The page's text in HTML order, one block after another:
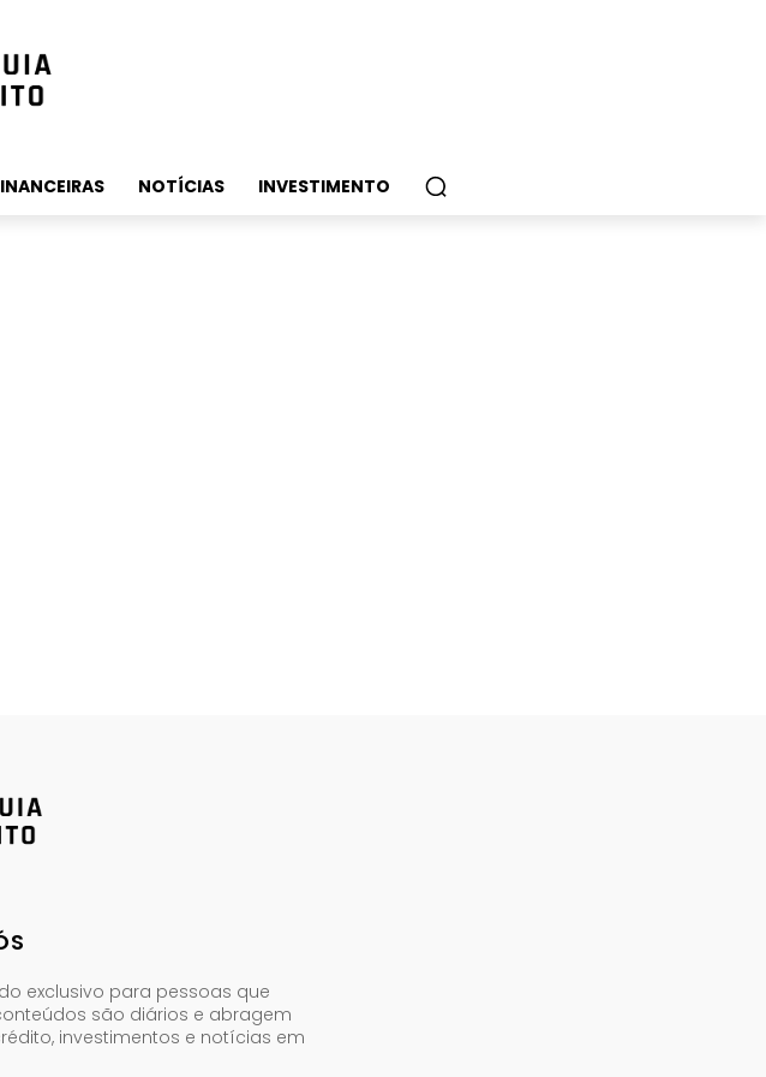
NOTÍCIAS INVESTIMENTO
exclusivo para pessoas que
são diários e abragem
investimentos e notícias em